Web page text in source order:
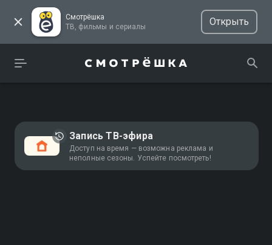
Смотрёшка
ТВ, фильмы и сериалы
Открыть
Запись ТВ-эфира
Доступ на время — возможна реклама и
неполные сезоны. Успейте посмотреть!